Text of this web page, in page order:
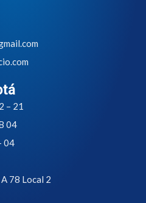
– 21
04
04
78 Local 2